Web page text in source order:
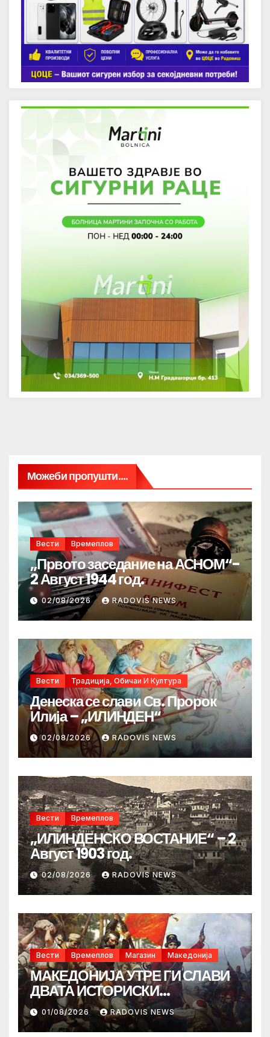
Можеби пропушти....
Вести Времеплов
„Првото заседание на АСНОМ“-
2 Август 1944 год.
02/08/2026 RADOVIS NEWS
Вести Традиција, Обичаи И Култура
Денеска се слави Св. Пророк
Илија – „ИЛИНДЕН“
02/08/2026 RADOVIS NEWS
Вести Времеплов
„ИЛИНДЕНСКО ВОСТАНИЕ“ – 2
Август 1903 год.
02/08/2026 RADOVIS NEWS
Вести Времеплов Магазин Македонија
МАКЕДОНИЈА УТРЕ ГИ СЛАВИ
ДВАТА ИСТОРИСКИ
ИЛИНДЕНА!
01/08/2026 RADOVIS NEWS